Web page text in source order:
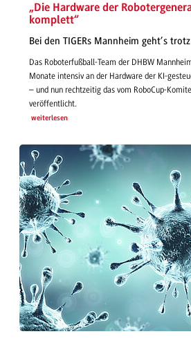
„Die Hardware der
komplett“
Bei den TIGERs Mannheim geht’s
Das Roboterfußball-Team der DHBW
Monate intensiv an der Hardware der KI-
– und nun rechtzeitig das vom RoboCup-
veröffentlicht.
weiterlesen